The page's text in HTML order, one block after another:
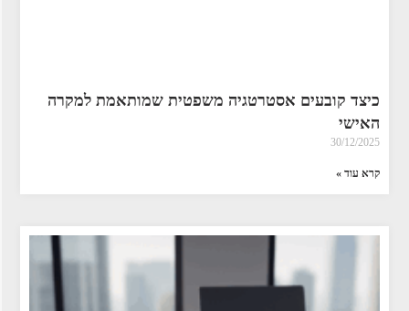
כיצד קובעים אסטרטגיה משפטית שמותאמת למקרה
האישי
30/12/2025
קרא עוד »